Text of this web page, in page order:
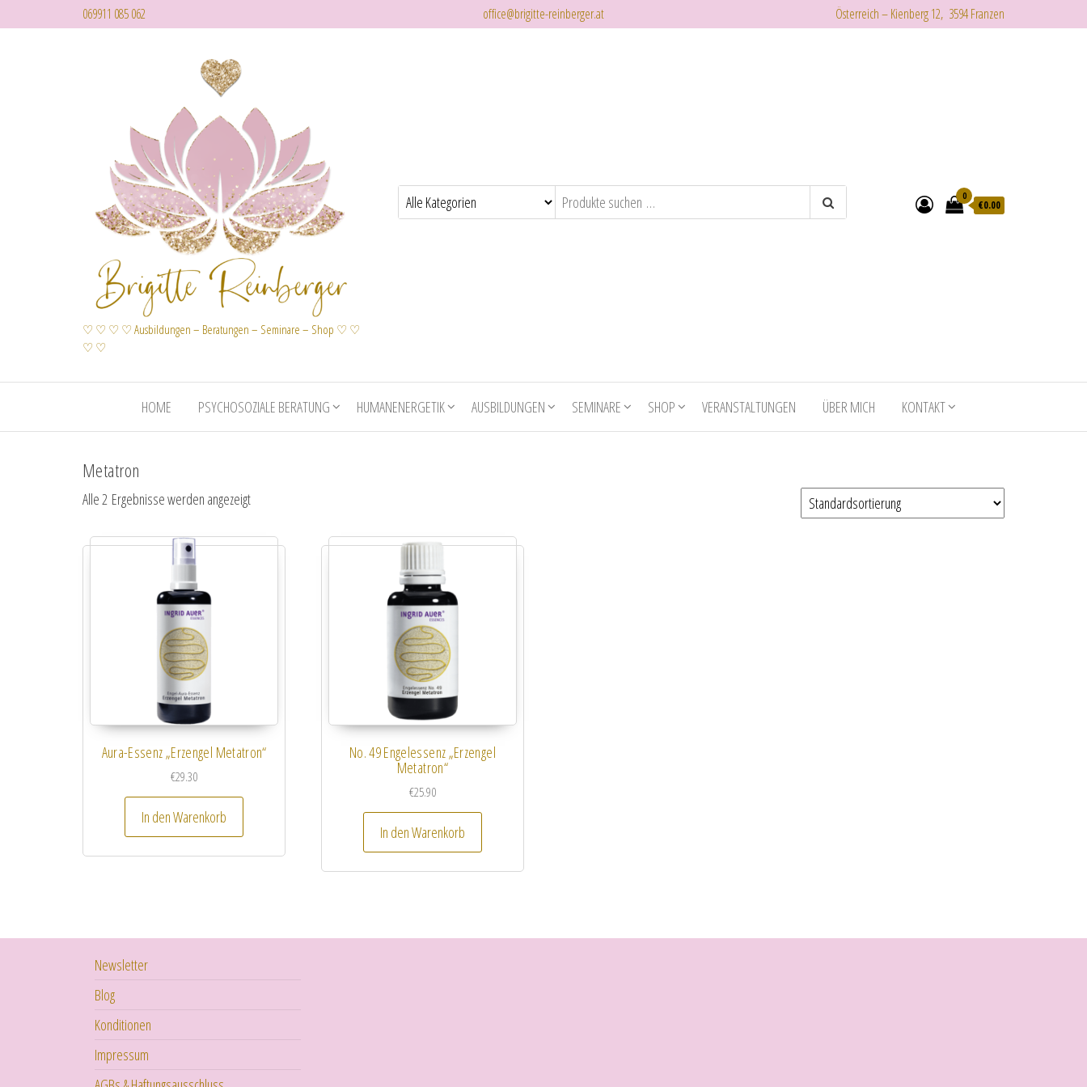
069911 085 062 office@brigitte-reinberger.at Österreich – Kienberg 12, 3594 Franzen
♡ ♡ ♡ ♡ Ausbildungen – Beratungen – Seminare – Shop ♡ ♡
♡ ♡
0
€0.00
HOME PSYCHOSOZIALE BERATUNG HUMANENERGETIK AUSBILDUNGEN SEMINARE SHOP VERANSTALTUNGEN ÜBER MICH KONTAKT
Metatron
Alle 2 Ergebnisse werden angezeigt
Aura-Essenz „Erzengel Metatron“
€29.30
In den Warenkorb
No. 49 Engelessenz „Erzengel
Metatron“
€25.90
In den Warenkorb
Newsletter
Blog
Konditionen
Impressum